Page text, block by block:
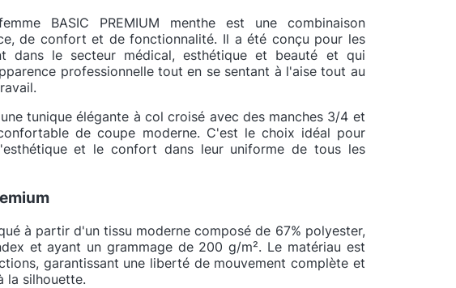
BASIC PREMIUM menthe est une combinaison
de confort et de fonctionnalité. Il a été conçu pour les
dans le secteur médical, esthétique et beauté et qui
professionnelle tout en se sentant à l'aise tout au
tunique élégante à col croisé avec des manches 3/4 et
de coupe moderne. C'est le choix idéal pour
et le confort dans leur uniforme de tous les
à partir d'un tissu moderne composé de 67% polyester,
et ayant un grammage de 200 g/m². Le matériau est
garantissant une liberté de mouvement complète et
la silhouette.